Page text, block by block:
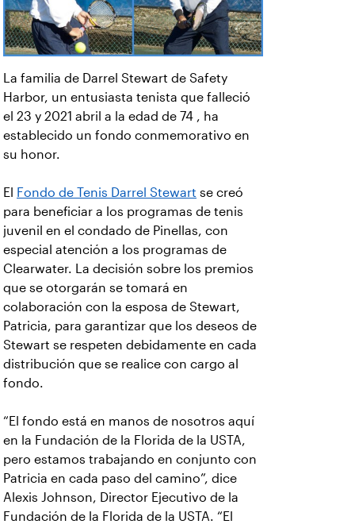
La familia de Darrel Stewart de Safety
Harbor, un entusiasta tenista que falleció
el 23 y 2021 abril a la edad de 74 , ha
establecido un fondo conmemorativo en
su honor.
El Fondo de Tenis Darrel Stewart se creó
para beneficiar a los programas de tenis
juvenil en el condado de Pinellas, con
especial atención a los programas de
Clearwater. La decisión sobre los premios
que se otorgarán se tomará en
colaboración con la esposa de Stewart,
Patricia, para garantizar que los deseos de
Stewart se respeten debidamente en cada
distribución que se realice con cargo al
fondo.
“El fondo está en manos de nosotros aquí
en la Fundación de la Florida de la USTA,
pero estamos trabajando en conjunto con
Patricia en cada paso del camino”, dice
Alexis Johnson, Director Ejecutivo de la
Fundación de la Florida de la USTA. “El